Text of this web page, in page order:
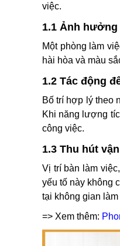
việc.
1.1 Ảnh
Một phòng làm
hài hòa và màu
1.2 Tác động
Bố trí hợp lý theo
Khi năng lượng
công việc.
1.3 Thu hút
Vị trí bàn làm
yếu tố này không
tại không gian
=> Xem thêm: